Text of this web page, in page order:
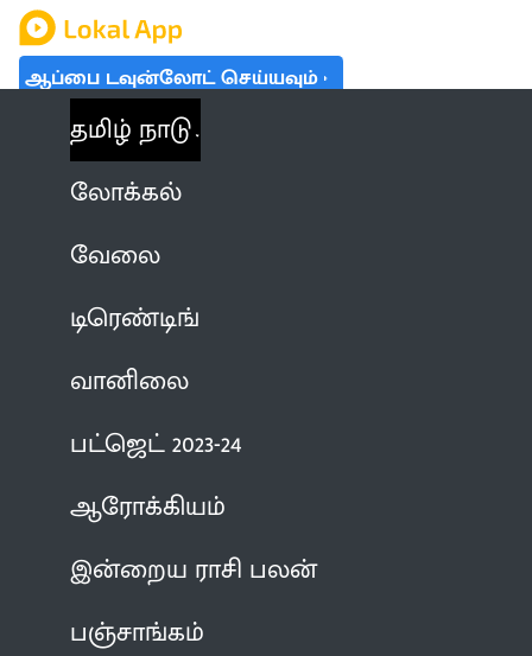
ஆப்பை டவுன்லோட் செய்யவும்
தமிழ் நாடு
லோக்கல்
வேலை
டிரெண்டிங்
வானிலை
பட்ஜெட் 2023-24
ஆரோக்கியம்
இன்றைய ராசி பலன்
பஞ்சாங்கம்